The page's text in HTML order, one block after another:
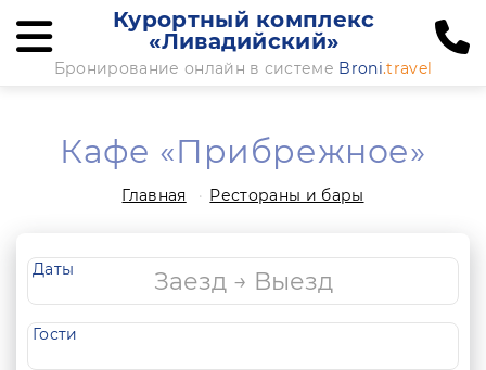
Курортный комплекс
«Ливадийский»
Бронирование онлайн в системе Broni.travel
Кафе «Прибрежное»
Главная Рестораны и бары
Даты
Гости